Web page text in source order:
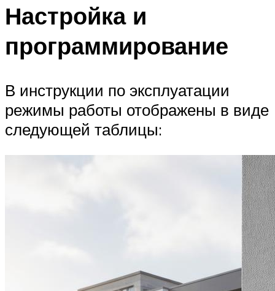
Настройка и
программирование
В инструкции по эксплуатации
режимы работы отображены в виде
следующей таблицы: